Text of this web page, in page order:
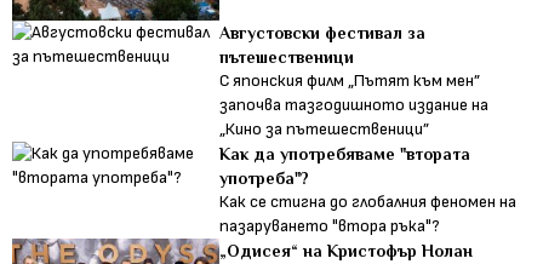
Августовски фестивал за
пътешественици
С японския филм „Пътят към мен”
започва тазгодишното издание на
„Кино за пътешественици”
Как да употребяваме "втората
употреба"?
Как се стигна до глобалния феномен на
пазаруването "втора ръка"?
„Одисея“ на Кристофър Нолан